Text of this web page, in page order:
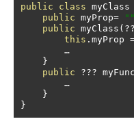
public class myClass
public myProp= ""
public myClass
this . myProp
…
}
public
??? myFunc
…
}
}